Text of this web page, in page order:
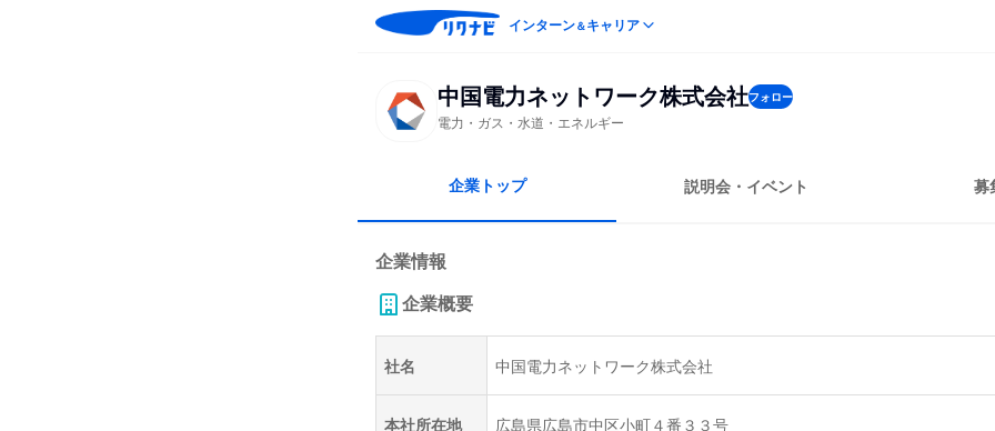
インターン＆キャリア
中国電力ネットワーク株式会社フォロー
電力・ガス・水道・エネルギー
企業トップ 説明会・イベント 募
企業情報
企業概要
社名 中国電力ネットワーク株式会社
本社所在地 広島県広島市中区小町４番３３号